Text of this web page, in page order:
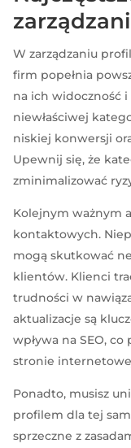
W zarządzaniu
firm popełnia
na ich widoczność i
niewłaściwej
niskiej konwersji
Upewnij się, że
zminimalizować
Kolejnym ważnym
kontaktowych.
mogą skutkować
klientów. Klienci
trudności w
aktualizacje są
wpływa na SEO,
stronie
Ponadto, musisz
profilem dla tej
sprzeczne z